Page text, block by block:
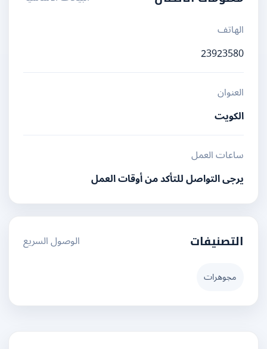
الهاتف
23923580
العنوان
الكويت
ساعات العمل
يرجى التواصل للتأكد من أوقات العمل
التصنيفات الوصول السريع
مجوهرات